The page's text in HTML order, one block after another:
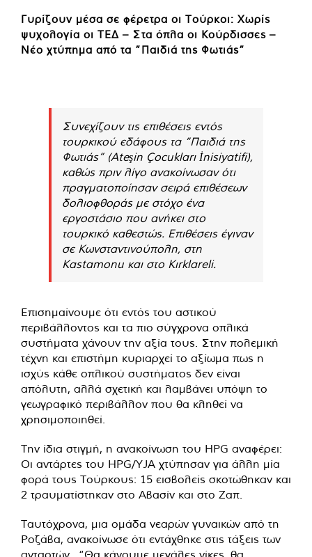
Γυρίζουν μέσα σε φέρετρα οι Τούρκοι: Χωρίς
ψυχολογία οι ΤΕΔ – Στα όπλα οι Κούρδισσες –
Νέο χτύπημα από τα ”Παιδιά της Φωτιάς”
Συνεχίζουν τις επιθέσεις εντός
τουρκικού εδάφους τα ”Παιδιά της
Φωτιάς” (Ateşin Çocukları İnisiyatifi),
καθώς πριν λίγο ανακοίνωσαν ότι
πραγματοποίησαν σειρά επιθέσεων
δολιοφθοράς με στόχο ένα
εργοστάσιο που ανήκει στο
τουρκικό καθεστώς. Επιθέσεις έγιναν
σε Κωνσταντινούπολη, στη
Kastamonu και στο Kırklareli.
Επισημαίνουμε ότι εντός του αστικού
περιβάλλοντος και τα πιο σύγχρονα οπλικά
συστήματα χάνουν την αξία τους. Στην πολεμική
τέχνη και επιστήμη κυριαρχεί το αξίωμα πως η
ισχύς κάθε οπλικού συστήματος δεν είναι
απόλυτη, αλλά σχετική και λαμβάνει υπόψη το
γεωγραφικό περιβάλλον που θα κληθεί να
χρησιμοποιηθεί.
Την ίδια στιγμή, η ανακοίνωση του HPG αναφέρει:
Οι αντάρτες του HPG/YJA χτύπησαν για άλλη μία
φορά τους Τούρκους: 15 εισβολείς σκοτώθηκαν και
2 τραυματίστηκαν στο Αβασίν και στο Ζαπ.
Ταυτόχρονα, μια ομάδα νεαρών γυναικών από τη
Ροζάβα, ανακοίνωσε ότι εντάχθηκε στις τάξεις των
ανταρτών.. “Θα κάνουμε μεγάλες νίκες, θα